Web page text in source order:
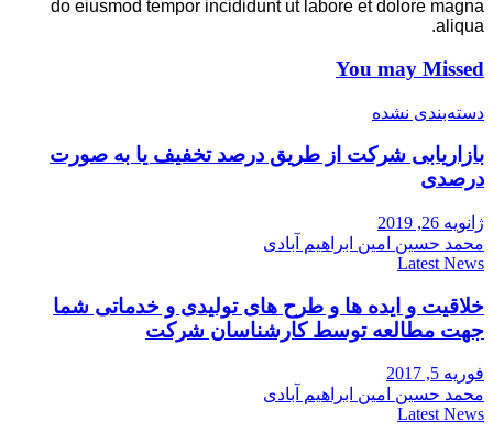
do eiusmod tempor incididunt ut labore et dolore magna
aliqua.
You may Missed
دسته‌بندی نشده
بازاریابی شرکت از طریق درصد تخفیف یا به صورت
درصدی
ژانویه 26, 2019
محمد حسین امین ابراهیم آبادی
Latest News
خلاقیت و ایده ها و طرح های تولیدی و خدماتی شما
جهت مطالعه توسط کارشناسان شرکت
فوریه 5, 2017
محمد حسین امین ابراهیم آبادی
Latest News